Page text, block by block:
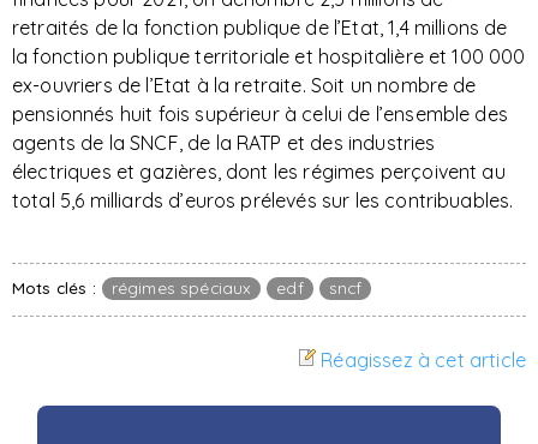
retraités de la fonction publique de l’Etat, 1,4 millions de
la fonction publique territoriale et hospitalière et 100 000
ex-ouvriers de l’Etat à la retraite. Soit un nombre de
pensionnés huit fois supérieur à celui de l’ensemble des
agents de la SNCF, de la RATP et des industries
électriques et gazières, dont les régimes perçoivent au
total 5,6 milliards d’euros prélevés sur les contribuables.
Mots clés : régimes spéciaux edf sncf
Réagissez à cet article